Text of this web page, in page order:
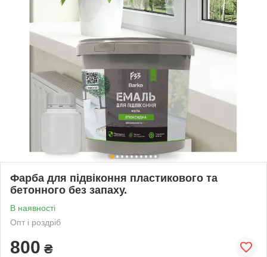
Фарба для підвіконня пластикового та
бетонного без запаху.
В наявності
Опт і роздріб
800 ₴